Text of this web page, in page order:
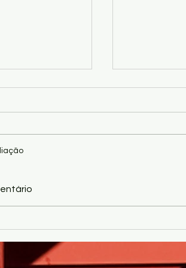
Espíndola
de ouvir!
Alvez